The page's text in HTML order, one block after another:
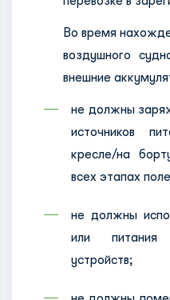
Во время
воздушного
внешние
не должны
источников
кресле/на
всех этапах
не должны
или питания
устройств;